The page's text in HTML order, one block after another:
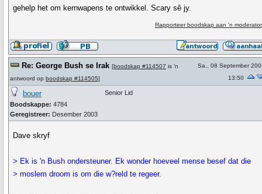
gehelp het om kernwapens te ontwikkel. Scary sê jy.
Rapporteer boodskap aan 'n moderator
Re: George Bush se Irak [boodskap #114507 is 'n
antwoord op boodskap #114505]
Sa., 08 September
13:50
bouer
Boodskappe: 4784
Geregistreer: Desember 2003
Senior Lid
Dave skryf
> Ek is 'n Bush ondersteuner. Ek wonder hoeveel mense besef dat die
> moslem droom is om die w?reld te regeer.